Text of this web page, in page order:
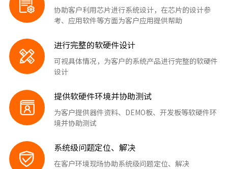
协助客户利用芯片进行系统设计，在芯片的设计参
考、应用软件等方面为客户应用提供帮助
进行完整的软硬件设计
可视具体情况，为客户的系统产品进行完整的软硬件
设计
提供软硬件环境并协助测试
为客户提供器件资料、DEMO板、开发板等软硬件环
境并协助测试
系统级问题定位、解决
在客户环境现场协助系统级问题定位、解决